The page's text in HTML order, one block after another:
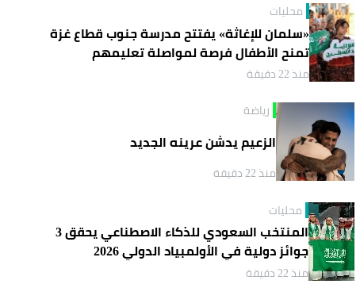
محليات
«سلمان للإغاثة» يفتتح مدرسة جنوب قطاع غزة
تمنح الأطفال فرصة لمواصلة تعليمهم
منذ 22 دقيقة
رياضة
الزعيم يدشن عرينه الجديد
منذ 22 دقيقة
محليات
المنتخب السعودي للذكاء الاصطناعي يحقق 3
جوائز دولية في الأولمبياد الدولي 2026
منذ 22 دقيقة